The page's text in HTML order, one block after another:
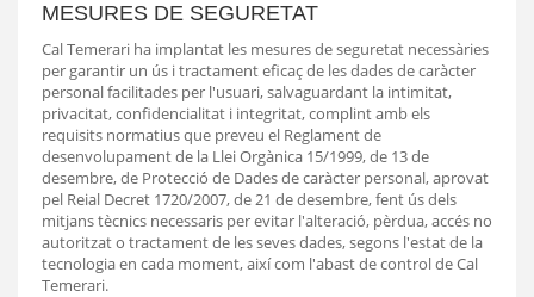
MESURES DE SEGURETAT
Cal Temerari ha implantat les mesures de seguretat necessàries
per garantir un ús i tractament eficaç de les dades de caràcter
personal facilitades per l'usuari, salvaguardant la intimitat,
privacitat, confidencialitat i integritat, complint amb els
requisits normatius que preveu el Reglament de
desenvolupament de la Llei Orgànica 15/1999, de 13 de
desembre, de Protecció de Dades de caràcter personal, aprovat
pel Reial Decret 1720/2007, de 21 de desembre, fent ús dels
mitjans tècnics necessaris per evitar l'alteració, pèrdua, accés no
autoritzat o tractament de les seves dades, segons l'estat de la
tecnologia en cada moment, així com l'abast de control de Cal
Temerari.